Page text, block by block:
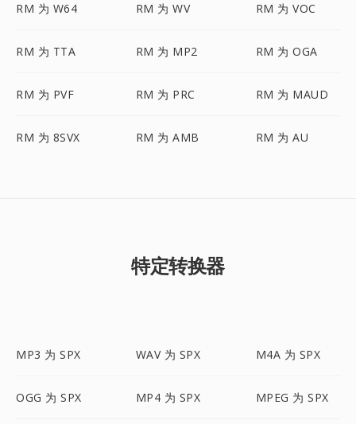
RM 为 W64 RM 为 WV RM 为 VOC
RM 为 TTA RM 为 MP2 RM 为 OGA
RM 为 PVF RM 为 PRC RM 为 MAUD
RM 为 8SVX RM 为 AMB RM 为 AU
特定转换器
MP3 为 SPX WAV 为 SPX M4A 为 SPX
OGG 为 SPX MP4 为 SPX MPEG 为 SPX